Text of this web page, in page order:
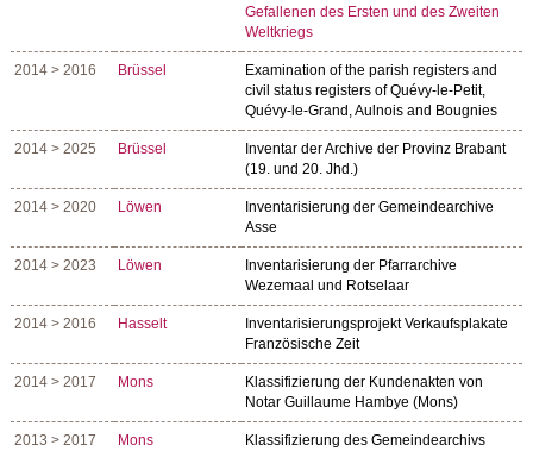
Gefallenen des Ersten und des Zweiten
Weltkriegs
2014 > 2016 Brüssel
Examination of the parish registers and
civil status registers of Quévy-le-Petit,
Quévy-le-Grand, Aulnois and Bougnies
2014 > 2025 Brüssel
Inventar der Archive der Provinz Brabant
(19. und 20. Jhd.)
2014 > 2020 Löwen
Inventarisierung der Gemeindearchive
Asse
2014 > 2023 Löwen
Inventarisierung der Pfarrarchive
Wezemaal und Rotselaar
2014 > 2016 Hasselt
Inventarisierungsprojekt Verkaufsplakate
Französische Zeit
2014 > 2017 Mons
Klassifizierung der Kundenakten von
Notar Guillaume Hambye (Mons)
2013 > 2017 Mons
Klassifizierung des Gemeindearchivs